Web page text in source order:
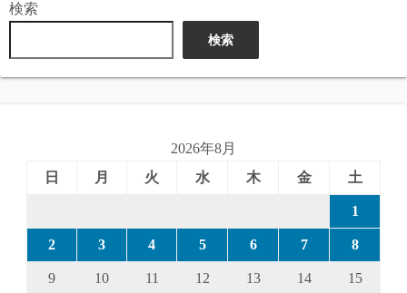
検索
検索
2026年8月
日
月 火 水 木 金 土
1
2 3 4 5 6 7 8
9 10 11 12 13 14 15